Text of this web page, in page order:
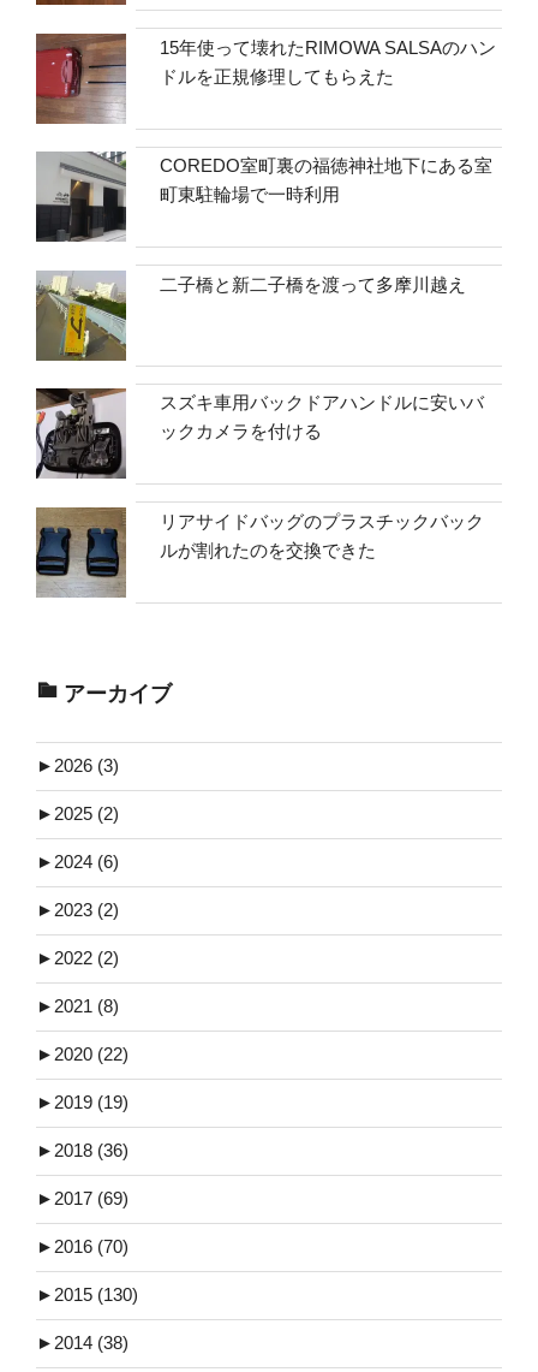
15年使って壊れたRIMOWA SALSAのハン
ドルを正規修理してもらえた
COREDO室町裏の福徳神社地下にある室
町東駐輪場で一時利用
二子橋と新二子橋を渡って多摩川越え
スズキ車用バックドアハンドルに安いバ
ックカメラを付ける
リアサイドバッグのプラスチックバック
ルが割れたのを交換できた
アーカイブ
► 2026 (3)
► 2025 (2)
► 2024 (6)
► 2023 (2)
► 2022 (2)
► 2021 (8)
► 2020 (22)
► 2019 (19)
► 2018 (36)
► 2017 (69)
► 2016 (70)
► 2015 (130)
► 2014 (38)